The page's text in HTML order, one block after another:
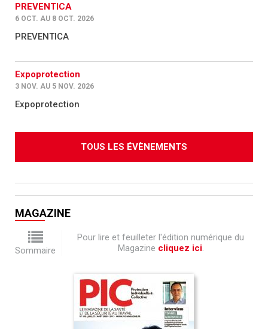
PREVENTICA
6 OCT. AU 8 OCT. 2026
PREVENTICA
Expoprotection
3 NOV. AU 5 NOV. 2026
Expoprotection
TOUS LES ÉVÈNEMENTS
MAGAZINE
Sommaire
Pour lire et feuilleter l'édition numérique du
Magazine cliquez ici.